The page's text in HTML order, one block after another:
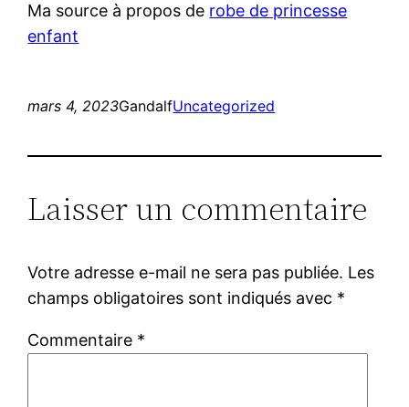
Ma source à propos de robe de princesse
enfant
mars 4, 2023GandalfUncategorized
Laisser un commentaire
Votre adresse e-mail ne sera pas publiée. Les
champs obligatoires sont indiqués avec *
Commentaire *